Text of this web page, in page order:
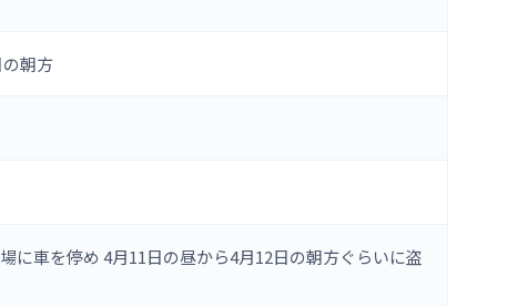
朝方
に車を停め 4月11日の昼から4月12日の朝方ぐらいに盗